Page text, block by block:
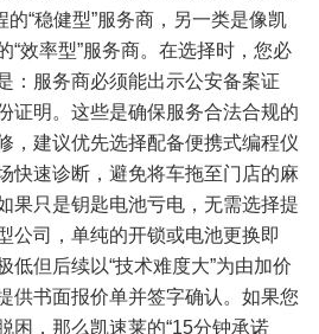
“稳健型”服务商，另一类是像凯
“效率型”服务商。在选择时，您必
：服务商必须能出示公安备案证
证明。这些是确保服务合法合规的
，建议优先选择配备便携式编程仪
快速诊断，避免将车拖至门店的麻
果只是钥匙电池亏电，无需选择提
公司，单纯的开锁或电池更换即
低但后续以“技术难度大”为由加价
供书面报价单并签字确认。如果您
困，那么凯速莱的“15分钟承诺